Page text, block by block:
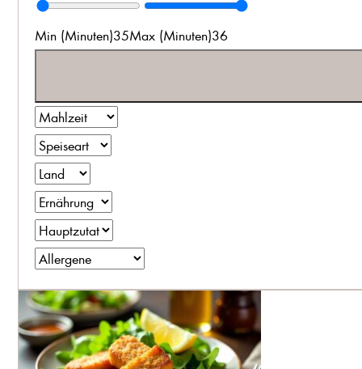
Min (Minuten)35Max (Minuten)36